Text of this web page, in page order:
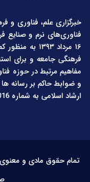
خبرگزاری علم، فناوری و
فناوری‌های نرم و صنایع
۱۶ مرداد
فرهنگی جامعه و برای
مفاهیم مرتبط در حوزه
و ضوابط حاکم بر رسانه
ارشاد اسلامی به شماره 70016 فعالیت خود را آغاز کرده است.
تمام حقوق مادی و